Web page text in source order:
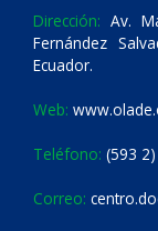
Dirección: Av.
Fernández
Ecuador.
Web:
Teléfono: (593
Correo: